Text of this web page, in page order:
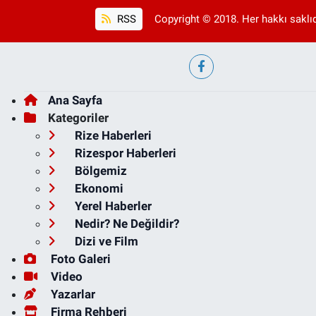
RSS Copyright © 2018. Her hakkı
Ana Sayfa
Kategoriler
Rize Haberleri
Rizespor Haberleri
Bölgemiz
Ekonomi
Yerel Haberler
Nedir? Ne Değildir?
Dizi ve Film
Foto Galeri
Video
Yazarlar
Firma Rehberi